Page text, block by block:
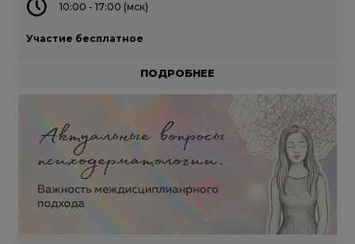
10:00 - 17:00 (мск)
Участие бесплатное
ПОДРОБНЕЕ